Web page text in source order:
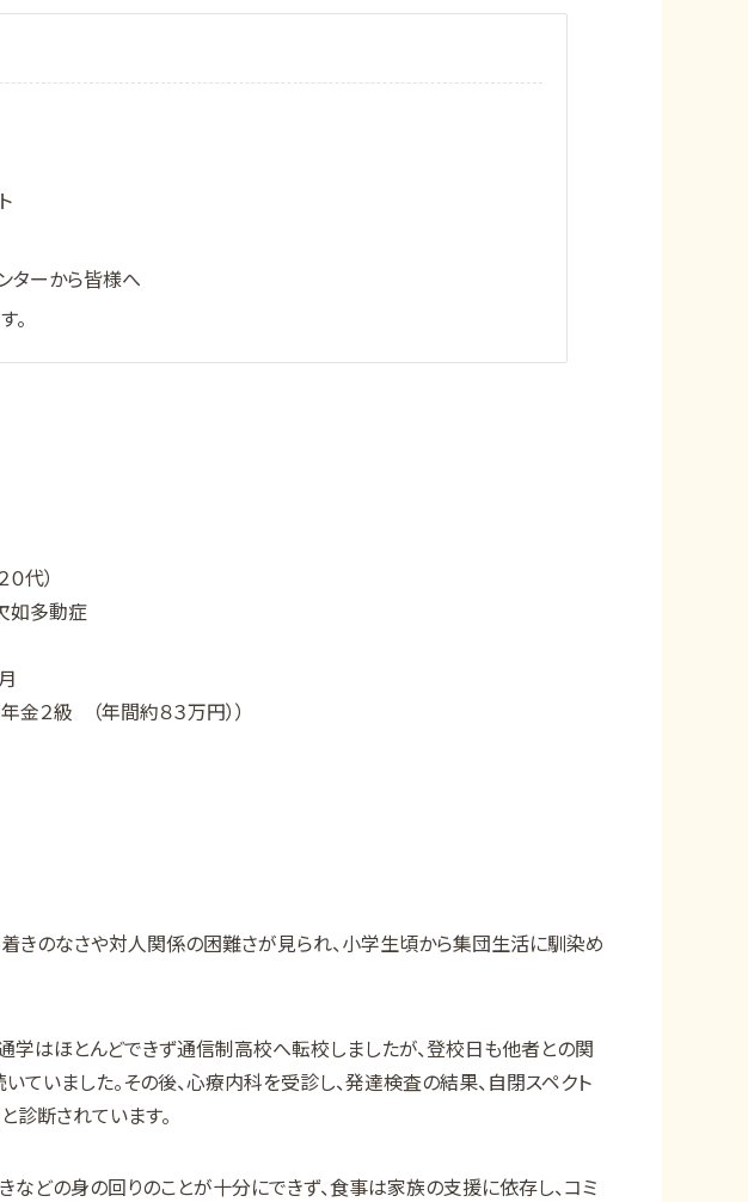
ターから皆様へ
。
代）
如多動症
２級 （年間約８３万円））
きのなさや対人関係の困難さが見られ、小学生頃から集団生活に馴染め
学はほとんどできず通信制高校へ転校しましたが、登校日も他者との関
ていました。その後、心療内科を受診し、発達検査の結果、自閉スペクト
診断されています。
どの身の回りのことが十分にできず、食事は家族の支援に依存し、コミ